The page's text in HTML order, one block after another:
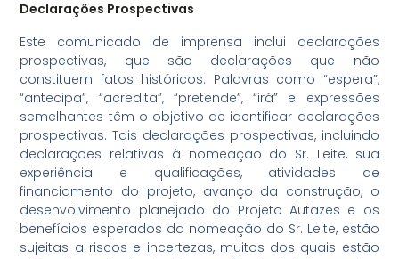
Declarações Prospectivas
Este comunicado de imprensa inclui declarações
prospectivas, que são declarações que não
constituem fatos históricos. Palavras como “espera”,
“antecipa”, “acredita”, “pretende”, “irá” e expressões
semelhantes têm o objetivo de identificar declarações
prospectivas. Tais declarações prospectivas, incluindo
declarações relativas à nomeação do Sr. Leite, sua
experiência e qualificações, atividades de
financiamento do projeto, avanço da construção, o
desenvolvimento planejado do Projeto Autazes e os
benefícios esperados da nomeação do Sr. Leite, estão
sujeitas a riscos e incertezas, muitos dos quais estão